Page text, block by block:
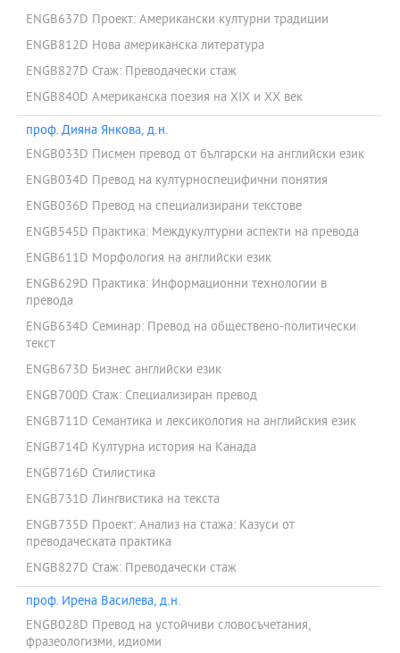
ENGB637D Проект: Американски културни традиции
ENGB812D Нова американска литература
ENGB827D Стаж: Преводачески стаж
ENGB840D Американска поезия на XIX и XX век
проф. Дияна Янкова, д.н.
ENGB033D Писмен превод от български на английски език
ENGB034D Превод на културноспецифични понятия
ENGB036D Превод на специализирани текстове
ENGB545D Практика: Междукултурни аспекти на превода
ENGB611D Морфология на английски език
ENGB629D Практика: Информационни технологии в
превода
ENGB634D Семинар: Превод на обществено-политически
текст
ENGB673D Бизнес английски език
ENGB700D Стаж: Специализиран превод
ENGB711D Семантика и лексикология на английския език
ENGB714D Културна история на Канада
ENGB716D Стилистика
ENGB731D Лингвистика на текста
ENGB735D Проект: Анализ на стажа: Казуси от
преводаческата практика
ENGB827D Стаж: Преводачески стаж
проф. Ирена Василева, д.н.
ENGB028D Превод на устойчиви словосъчетания,
фразеологизми, идиоми